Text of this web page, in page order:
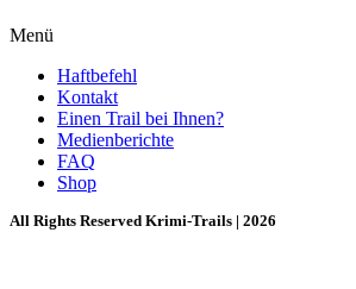
Menü
Haftbefehl
Kontakt
Einen Trail bei Ihnen?
Medienberichte
FAQ
Shop
All Rights Reserved Krimi-Trails | 2026